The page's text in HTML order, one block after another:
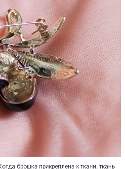
брошка прикреплена к ткани, ткань